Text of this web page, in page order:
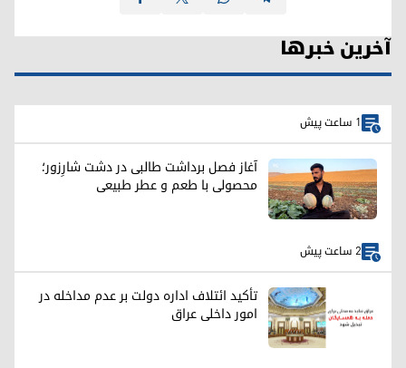
آخرین خبرها
1 ساعت پیش
آغاز فصل برداشت طالبی در دشت شارِزور؛
محصولی با طعم و عطر طبیعی
2 ساعت پیش
تأکید ائتلاف اداره دولت بر عدم مداخله در
امور داخلی عراق